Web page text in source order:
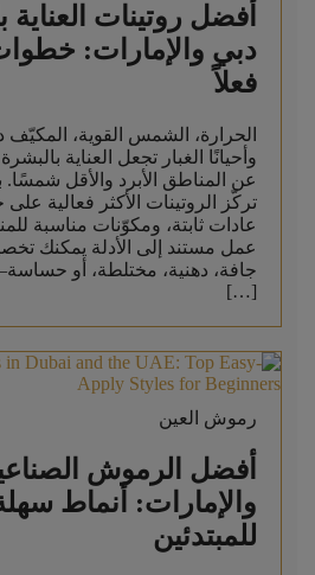
أفضل روتينات
دبي والإمارات:
فعلاً
الحرارة، الشمس القوية، المكيّف
وأحيانًا الغبار تجعل العناية
عن المناطق الأبرد والأقل
تركّز الروتينات الأكثر فعالية
عادات ثابتة، ومكوّنات مناسبة
عمل مستند إلى الأدلة يمكنك
جافة، دهنية، مختلطة، أو
[…]
رموش العين
أفضل الرموش
والإمارات: أنماط
للمبتدئين